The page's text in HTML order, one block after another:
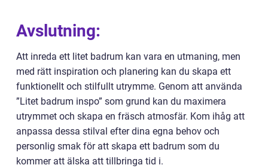
Avslutning:
Att inreda ett litet badrum kan vara en utmaning, men
med rätt inspiration och planering kan du skapa ett
funktionellt och stilfullt utrymme. Genom att använda
”Litet badrum inspo” som grund kan du maximera
utrymmet och skapa en fräsch atmosfär. Kom ihåg att
anpassa dessa stilval efter dina egna behov och
personlig smak för att skapa ett badrum som du
kommer att älska att tillbringa tid i.